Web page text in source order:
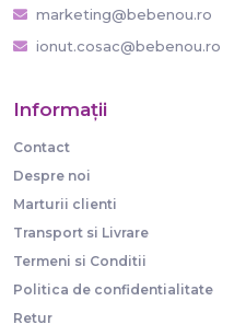
marketing@bebenou.ro
ionut.cosac@bebenou.ro
Informaţii
Contact
Despre noi
Marturii clienti
Transport si Livrare
Termeni si Conditii
Politica de confidentialitate
Retur